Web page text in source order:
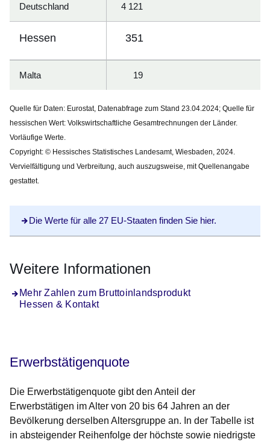
Deutschland 4 121
Hessen 351
Malta 19
Quelle für Daten: Eurostat, Datenabfrage zum Stand 23.04.2024; Quelle für
hessischen Wert: Volkswirtschaftliche Gesamtrechnungen der Länder.
Vorläufige Werte.
Copyright: © Hessisches Statistisches Landesamt, Wiesbaden, 2024.
Vervielfältigung und Verbreitung, auch auszugsweise, mit Quellenangabe
gestattet.
Die Werte für alle 27 EU-Staaten finden Sie hier.
Weitere Informationen
Mehr Zahlen zum Bruttoinlandsprodukt
Hessen & Kontakt
Erwerbstätigenquote
Die Erwerbstätigenquote gibt den Anteil der
Erwerbstätigen im Alter von 20 bis 64 Jahren an der
Bevölkerung derselben Altersgruppe an. In der Tabelle ist
in absteigender Reihenfolge der höchste sowie niedrigste